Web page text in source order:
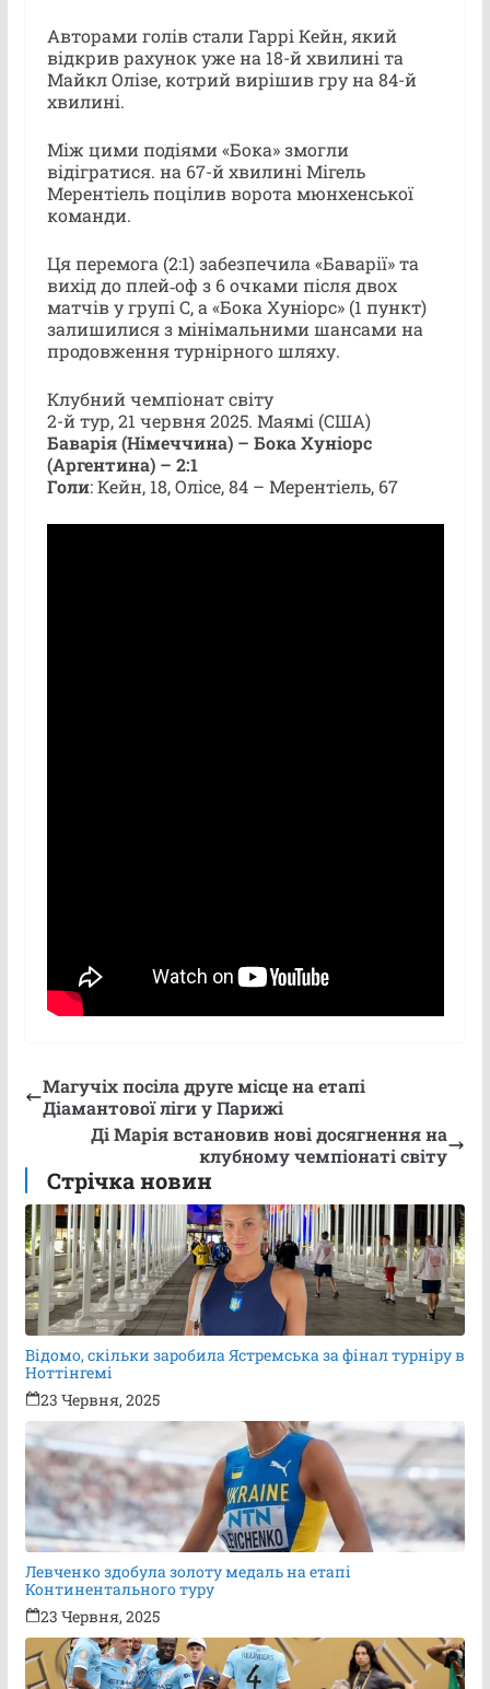
Авторами голів стали Гаррі Кейн, який
відкрив рахунок уже на 18-й хвилині та
Майкл Олізе, котрий вирішив гру на 84-й
хвилині.
Між цими подіями «Бока» змогли
відігратися. на 67-й хвилині Мігель
Мерентіель поцілив ворота мюнхенської
команди.
Ця перемога (2:1) забезпечила «Баварії» та
вихід до плей‑оф з 6 очками після двох
матчів у групі C, а «Бока Хуніорс» (1 пункт)
залишилися з мінімальними шансами на
продовження турнірного шляху.
Клубний чемпіонат світу
2-й тур, 21 червня 2025. Маямі (США)
Баварія (Німеччина) – Бока Хуніорс
(Аргентина) – 2:1
Голи: Кейн, 18, Олісе, 84 – Мерентіель, 67
Магучіх посіла друге місце на етапі
Діамантової ліги у Парижі
Ді Марія встановив нові досягнення на
клубному чемпіонаті світу
Стрічка новин
Відомо, скільки заробила Ястремська за фінал турніру в
Ноттінгемі
23 Червня, 2025
Левченко здобула золоту медаль на етапі
Континентального туру
23 Червня, 2025